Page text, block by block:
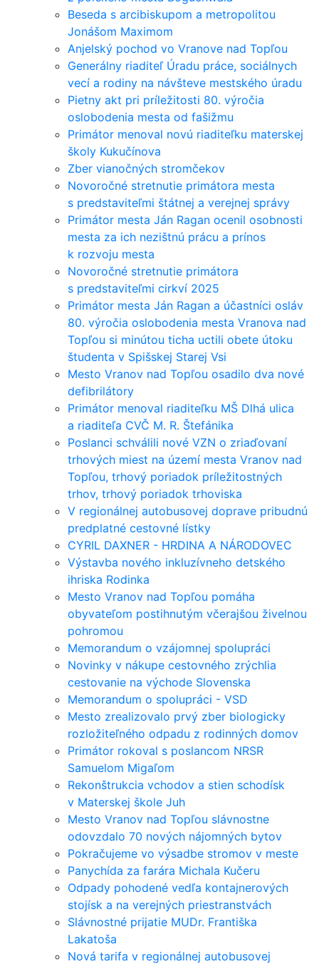
Beseda s arcibiskupom a metropolitou
Jonášom Maximom
Anjelský pochod vo Vranove nad Topľou
Generálny riaditeľ Úradu práce, sociálnych
vecí a rodiny na návšteve mestského úradu
Pietny akt pri príležitosti 80. výročia
oslobodenia mesta od fašižmu
Primátor menoval novú riaditeľku materskej
školy Kukučínova
Zber vianočných stromčekov
Novoročné stretnutie primátora mesta
s predstaviteľmi štátnej a verejnej správy
Primátor mesta Ján Ragan ocenil osobnosti
mesta za ich nezištnú prácu a prínos
k rozvoju mesta
Novoročné stretnutie primátora
s predstaviteľmi cirkví 2025
Primátor mesta Ján Ragan a účastníci osláv
80. výročia oslobodenia mesta Vranova nad
Topľou si minútou ticha uctili obete útoku
študenta v Spišskej Starej Vsi
Mesto Vranov nad Topľou osadilo dva nové
defibrilátory
Primátor menoval riaditeľku MŠ Dlhá ulica
a riaditeľa CVČ M. R. Štefánika
Poslanci schválili nové VZN o zriaďovaní
trhových miest na území mesta Vranov nad
Topľou, trhový poriadok príležitostných
trhov, trhový poriadok trhoviska
V regionálnej autobusovej doprave pribudnú
predplatné cestovné lístky
CYRIL DAXNER - HRDINA A NÁRODOVEC
Výstavba nového inkluzívneho detského
ihriska Rodinka
Mesto Vranov nad Topľou pomáha
obyvateľom postihnutým včerajšou živelnou
pohromou
Memorandum o vzájomnej spolupráci
Novinky v nákupe cestovného zrýchlia
cestovanie na východe Slovenska
Memorandum o spolupráci - VSD
Mesto zrealizovalo prvý zber biologicky
rozložiteľného odpadu z rodinných domov
Primátor rokoval s poslancom NRSR
Samuelom Migaľom
Rekonštrukcia vchodov a stien schodísk
v Materskej škole Juh
Mesto Vranov nad Topľou slávnostne
odovzdalo 70 nových nájomných bytov
Pokračujeme vo výsadbe stromov v meste
Panychída za farára Michala Kučeru
Odpady pohodené vedľa kontajnerových
stojísk a na verejných priestranstvách
Slávnostné prijatie MUDr. Františka
Lakatoša
Nová tarifa v regionálnej autobusovej